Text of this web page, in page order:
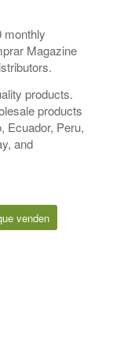
monthly
Magazine
products.
products
Ecuador, Peru,
and
venden